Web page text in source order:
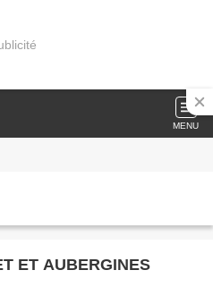
MENU
ET AUBERGINES